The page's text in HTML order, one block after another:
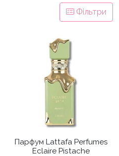
Фільтри
Парфум Lattafa Perfumes
Eclaire Pistache